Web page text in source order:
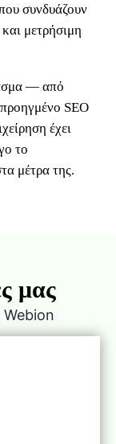
συνδυάζουν
μετρήσιμη
— από
προηγμένο SEO
έχει
το
μέτρα της.
μας